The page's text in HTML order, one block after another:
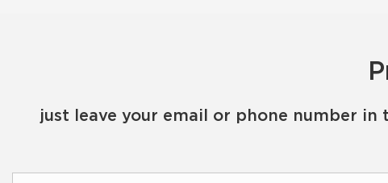
just leave your email or phone number